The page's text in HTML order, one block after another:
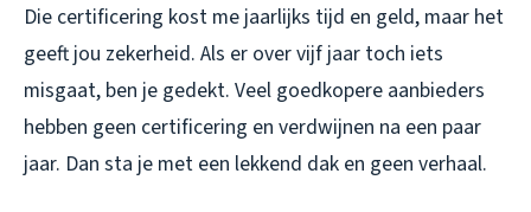
Die certificering kost me jaarlijks tijd en geld, maar het
geeft jou zekerheid. Als er over vijf jaar toch iets
misgaat, ben je gedekt. Veel goedkopere aanbieders
hebben geen certificering en verdwijnen na een paar
jaar. Dan sta je met een lekkend dak en geen verhaal.